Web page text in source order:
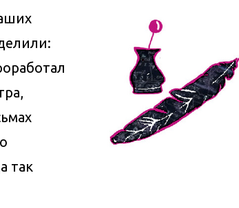
так